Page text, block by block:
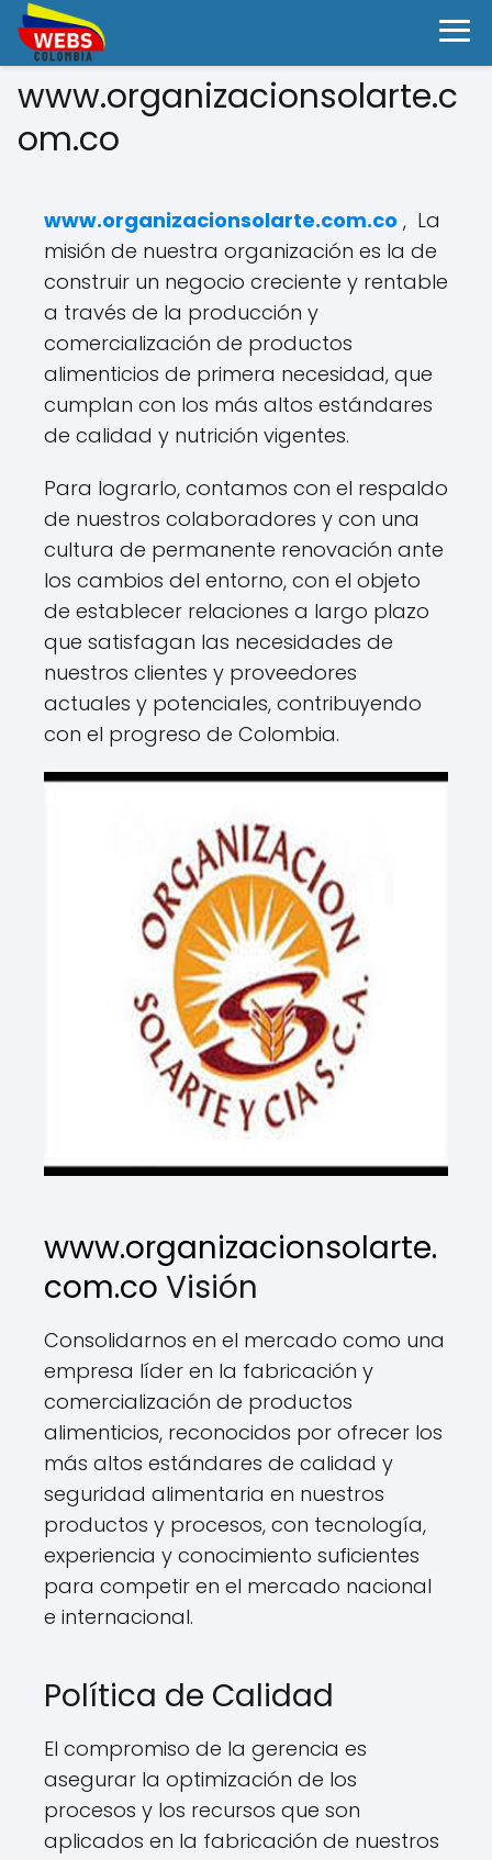
www.organizacionsolarte.c
om.co
www.organizacionsolarte.com.co , La
misión de nuestra organización es la de
construir un negocio creciente y rentable
a través de la producción y
comercialización de productos
alimenticios de primera necesidad, que
cumplan con los más altos estándares
de calidad y nutrición vigentes.
Para lograrlo, contamos con el respaldo
de nuestros colaboradores y con una
cultura de permanente renovación ante
los cambios del entorno, con el objeto
de establecer relaciones a largo plazo
que satisfagan las necesidades de
nuestros clientes y proveedores
actuales y potenciales, contribuyendo
con el progreso de Colombia.
www.organizacionsolarte.
com.co Visión
Consolidarnos en el mercado como una
empresa líder en la fabricación y
comercialización de productos
alimenticios, reconocidos por ofrecer los
más altos estándares de calidad y
seguridad alimentaria en nuestros
productos y procesos, con tecnología,
experiencia y conocimiento suficientes
para competir en el mercado nacional
e internacional.
Política de Calidad
El compromiso de la gerencia es
asegurar la optimización de los
procesos y los recursos que son
aplicados en la fabricación de nuestros